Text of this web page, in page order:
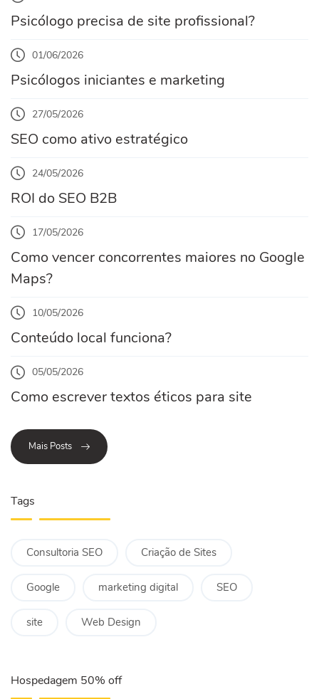
Psicólogo precisa de site profissional?
01/06/2026
Psicólogos iniciantes e marketing
27/05/2026
SEO como ativo estratégico
24/05/2026
ROI do SEO B2B
17/05/2026
Como vencer concorrentes maiores no Google
Maps?
10/05/2026
Conteúdo local funciona?
05/05/2026
Como escrever textos éticos para site
Mais Posts
Tags
Consultoria SEO Criação de Sites
Google marketing digital SEO
site Web Design
Hospedagem 50% off